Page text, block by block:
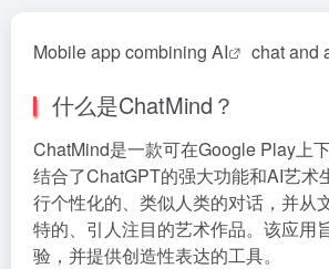
Mobile app combining AI chat and
什么是ChatMind？
ChatMind是一款可在Google Play上
结合了ChatGPT的强大功能和AI艺术
行个性化的、类似人类的对话，并从
特的、引人注目的艺术作品。该应用
验，并提供创造性表达的工具。